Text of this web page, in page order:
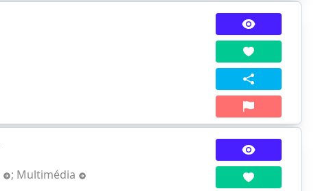
; Multimédia